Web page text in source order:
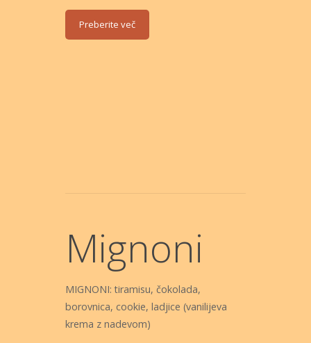
Preberite več
Mignoni
MIGNONI: tiramisu, čokolada,
borovnica, cookie, ladjice (vanilijeva
krema z nadevom)